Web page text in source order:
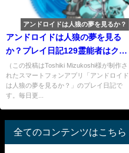
アンドロイドは人狼の夢を見るか？
アンドロイドは人狼の夢を見る
か？プレイ日記129霊能者はクリ
スマス気分
（この投稿はToshiki Mizukoshi様が制作さ
れたスマートフォンアプリ「アンドロイド
は人狼の夢を見るか？」のプレイ日記で
す。毎日更...
全てのコンテンツはこちら